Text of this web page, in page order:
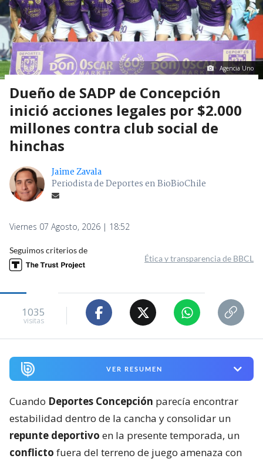
Agencia Uno
Dueño de SADP de Concepción
inició acciones legales por $2.000
millones contra club social de
hinchas
Jaime Zavala
Periodista de Deportes en BioBioChile
Viernes 07 Agosto, 2026 | 18:52
Seguimos criterios de
Ética y transparencia de BBCL
1035
visitas
VER RESUMEN
Cuando Deportes Concepción parecía encontrar
estabilidad dentro de la cancha y consolidar un
repunte deportivo en la presente temporada, un
conflicto fuera del terreno de juego amenaza con